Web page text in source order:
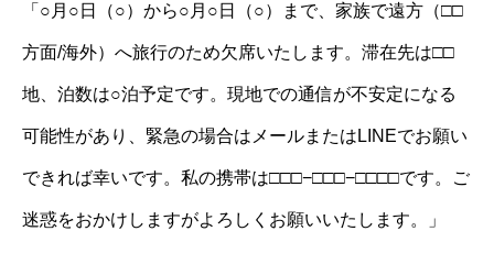
「○月○日（○）から○月○日（○）まで、家族で遠方（□□
方面/海外）へ旅行のため欠席いたします。滞在先は□□
地、泊数は○泊予定です。現地での通信が不安定になる
可能性があり、緊急の場合はメールまたはLINEでお願い
できれば幸いです。私の携帯は□□□−□□□−□□□□です。ご
迷惑をおかけしますがよろしくお願いいたします。」